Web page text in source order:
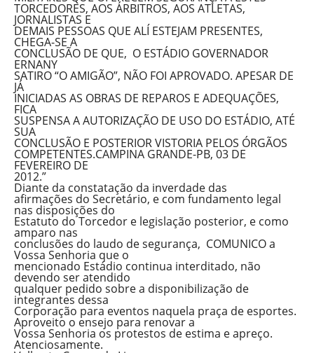
TORCEDORES, AOS ÁRBITROS, AOS ATLETAS,
JORNALISTAS E
DEMAIS PESSOAS QUE ALÍ ESTEJAM PRESENTES,
CHEGA-SE A
CONCLUSÃO DE QUE, O ESTÁDIO GOVERNADOR
ERNANY
SATIRO “O AMIGÃO”, NÃO FOI APROVADO. APESAR DE
JÁ
INICIADAS AS OBRAS DE REPAROS E ADEQUAÇÕES,
FICA
SUSPENSA A AUTORIZAÇÃO DE USO DO ESTÁDIO, ATÉ
SUA
CONCLUSÃO E POSTERIOR VISTORIA PELOS ÓRGÃOS
COMPETENTES.CAMPINA GRANDE-PB, 03 DE
FEVEREIRO DE
2012.”
Diante da constatação da inverdade das
afirmações do Secretário, e com fundamento legal
nas disposições do
Estatuto do Torcedor e legislação posterior, e como
amparo nas
conclusões do laudo de segurança, COMUNICO a
Vossa Senhoria que o
mencionado Estádio continua interditado, não
devendo ser atendido
qualquer pedido sobre a disponibilização de
integrantes dessa
Corporação para eventos naquela praça de esportes.
Aproveito o ensejo para renovar a
Vossa Senhoria os protestos de estima e apreço.
Atenciosamente.